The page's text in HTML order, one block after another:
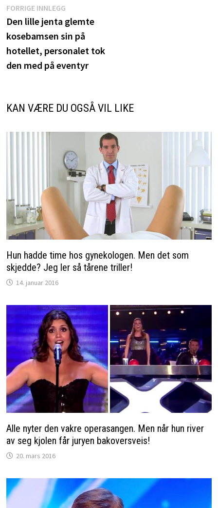
Innleggsnavigasjon
FORRIGE INNLEGGForrige
innlegg:
Den lille jenta glemte
kosebamsen sin på
hotellet, personalet tok
den med på eventyr
KAN VÆRE DU OGSÅ VIL LIKE
Hun hadde time hos gynekologen. Men det som
skjedde? Jeg ler så tårene triller!
14. januar 2016
Alle nyter den vakre operasangen. Men når hun river
av seg kjolen får juryen bakoversveis!
20. mars 2016